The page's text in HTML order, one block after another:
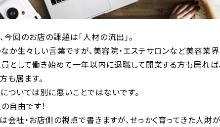
今回のお店の課題は「人材の流出」。
か生々しい言葉ですが、美容院・エステサロンなど美容業
として働き始めて一年以内に退職して開業する方も居れ
も居ます。
ついては別に悪いことではないです。
自由です！
会社・お店側の視点で書きますが、せっかく育ってきた人財